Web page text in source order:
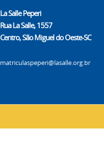
La Salle Peperi
Rua La Salle, 1557
Centro, São Miguel do Oeste-SC
matriculaspeperi@lasalle.org.br